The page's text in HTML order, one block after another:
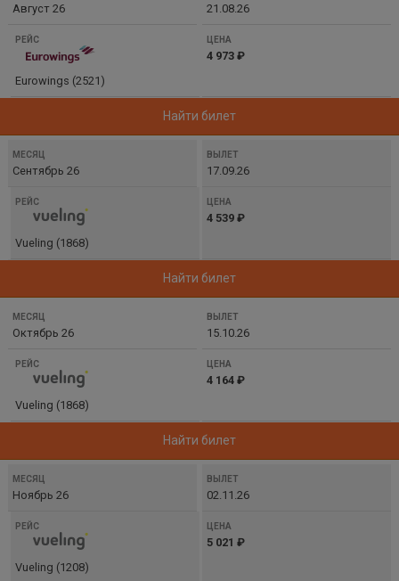
ВЫЛЕТ
РЕЙС
Август 26 21.08.26
Eurowings (2521)
4 973 ₽
Найти билет
Сентябрь 26 17.09.26
Vueling (1868)
4 539 ₽
Найти билет
Октябрь 26 15.10.26
Vueling (1868)
4 164 ₽
Найти билет
Ноябрь 26 02.11.26
Vueling (1208)
5 021 ₽